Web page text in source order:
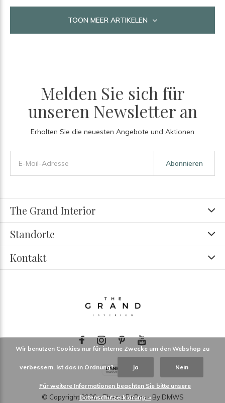
TOON MEER ARTIKELEN
Melden Sie sich für
unseren Newsletter an
Erhalten Sie die neuesten Angebote und Aktionen
Abonnieren
The Grand Interior
Standorte
Kontakt
© Copyright2026- Theme RePos - By DMWS
Wir benutzen Cookies nur für interne Zwecke um den Webshop zu
verbessern. Ist das in Ordnung? Ja Nein
Für weitere Informationen beachten Sie bitte unsere
Datenschutzerklärung. »